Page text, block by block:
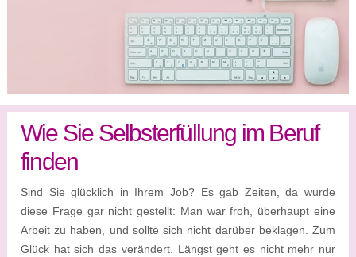
Wie Sie Selbsterfüllung im Beruf
finden
Sind Sie glücklich in Ihrem Job? Es gab Zeiten, da wurde
diese Frage gar nicht gestellt: Man war froh, überhaupt eine
Arbeit zu haben, und sollte sich nicht darüber beklagen. Zum
Glück hat sich das verändert. Längst geht es nicht mehr nur